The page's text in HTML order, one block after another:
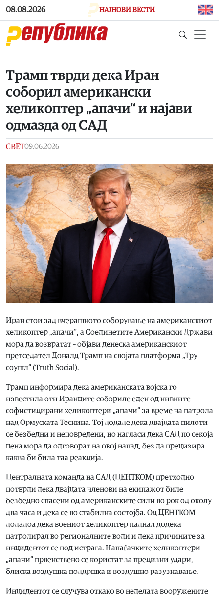
Skip to main content
08.08.2026 НАЈНОВИ ВЕСТИ
Трамп тврди дека Иран
соборил американски
хеликоптер „апачи“ и најави
одмазда од САД
СВЕТ09.06.2026
Иран стои зад вчерашното соборување на американскиот
хеликоптер „апачи“, а Соединетите Американски Држави
мора да возвратат – објави денеска американскиот
претседател Доналд Трамп на својата платформа „Тру
соушл“ (Truth Social).
Трамп информира дека американската војска го
известила оти Иранците собориле еден од нивните
софистицирани хеликоптери „апачи“ за време на патрола
над Ормуската Теснина. Тој додаде дека двајцата пилоти
се безбедни и неповредени, но нагласи дека САД по секоја
цена мора да одговорат на овој напад, без да прецизира
каква би била таа реакција.
Централната команда на САД (ЦЕНТКОМ) претходно
потврди дека двајцата членови на екипажот биле
безбедно спасени од американските сили во рок од околу
два часа и дека се во стабилна состојба. Од ЦЕНТКОМ
додадоа дека воениот хеликоптер паднал додека
патролирал во регионалните води и дека причините за
инцидентот се под истрага. Напаѓачките хеликоптери
„апачи“ првенствено се користат за прецизни удари,
блиска воздушна поддршка и воздушно разузнавање.
Инцидентот се случува откако во неделата вооружените